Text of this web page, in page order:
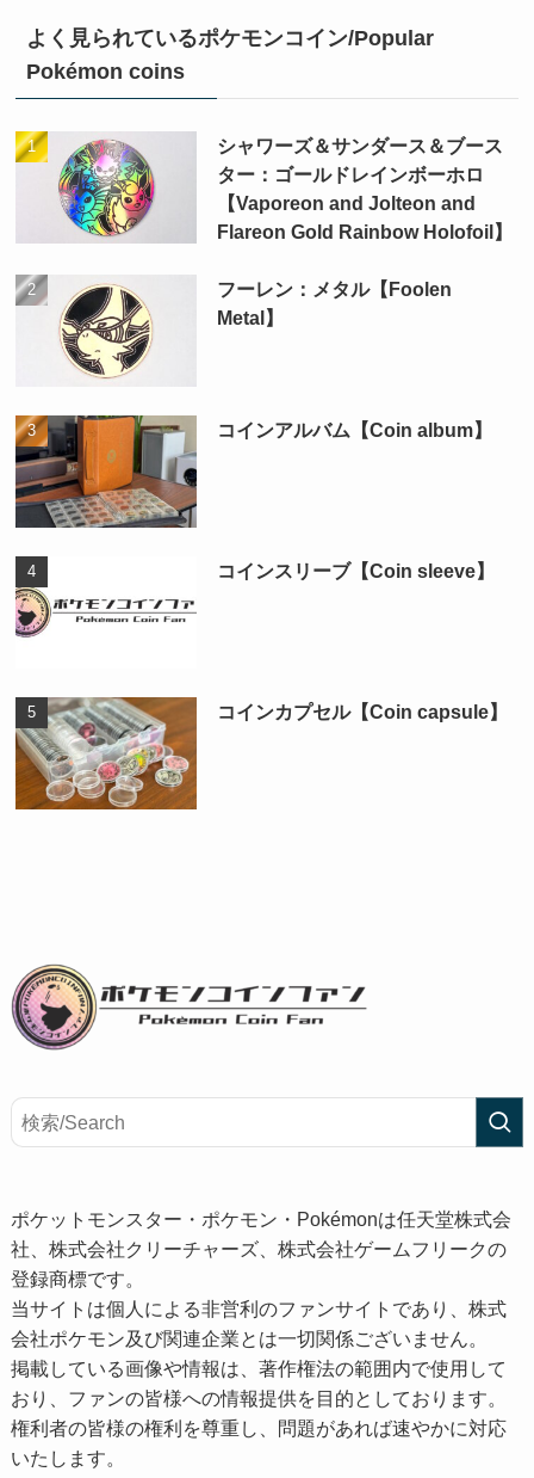
よく見られているポケモンコイン/Popular
Pokémon coins
シャワーズ＆サンダース＆ブース
ター：ゴールドレインボーホロ
【Vaporeon and Jolteon and
Flareon Gold Rainbow Holofoil】
フーレン：メタル【Foolen
Metal】
コインアルバム【Coin album】
コインスリーブ【Coin sleeve】
コインカプセル【Coin capsule】
ポケットモンスター・ポケモン・Pokémonは任天堂株式会
社、株式会社クリーチャーズ、株式会社ゲームフリークの
登録商標です。
当サイトは個人による非営利のファンサイトであり、株式
会社ポケモン及び関連企業とは一切関係ございません。
掲載している画像や情報は、著作権法の範囲内で使用して
おり、ファンの皆様への情報提供を目的としております。
権利者の皆様の権利を尊重し、問題があれば速やかに対応
いたします。